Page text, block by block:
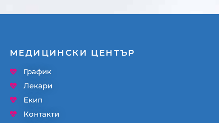
МЕДИЦИНСКИ ЦЕНТЪР
График
Лекари
Екип
Контакти